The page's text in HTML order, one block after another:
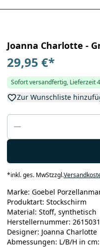
Joanna Charlotte -
29,95 €*
Sofort versandfertig, Lieferzeit
Zur Wunschliste
*inkl. ges. MwStzzgl.
Marke: Goebel
Produktart: Stockschirm
Material: Stoff, synthetisch
Herstellernummer:
Designer: Joanna Charlotte
Abmessungen: L/B/H in